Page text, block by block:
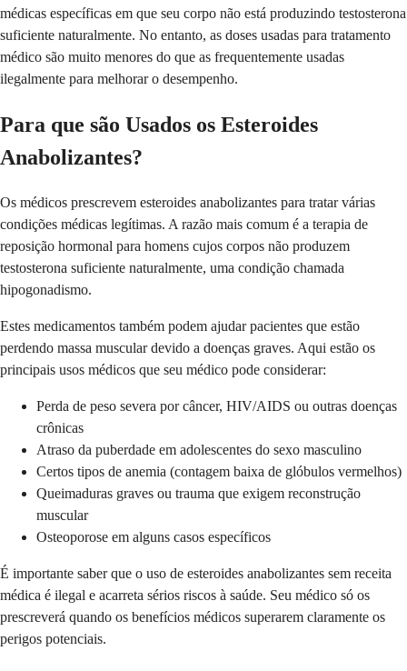
médicas específicas em que seu corpo não está produzindo testosterona
suficiente naturalmente. No entanto, as doses usadas para tratamento
médico são muito menores do que as frequentemente usadas
ilegalmente para melhorar o desempenho.
Para que são Usados os Esteroides
Anabolizantes?
Os médicos prescrevem esteroides anabolizantes para tratar várias
condições médicas legítimas. A razão mais comum é a terapia de
reposição hormonal para homens cujos corpos não produzem
testosterona suficiente naturalmente, uma condição chamada
hipogonadismo.
Estes medicamentos também podem ajudar pacientes que estão
perdendo massa muscular devido a doenças graves. Aqui estão os
principais usos médicos que seu médico pode considerar:
Perda de peso severa por câncer, HIV/AIDS ou outras doenças
crônicas
Atraso da puberdade em adolescentes do sexo masculino
Certos tipos de anemia (contagem baixa de glóbulos vermelhos)
Queimaduras graves ou trauma que exigem reconstrução
muscular
Osteoporose em alguns casos específicos
É importante saber que o uso de esteroides anabolizantes sem receita
médica é ilegal e acarreta sérios riscos à saúde. Seu médico só os
prescreverá quando os benefícios médicos superarem claramente os
perigos potenciais.